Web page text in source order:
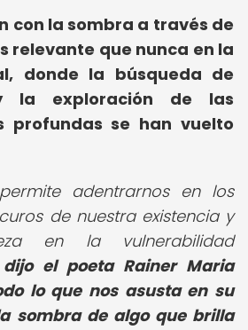
con la sombra a través de
relevante que nunca en la
donde la búsqueda de
la exploración de las
profundas se han vuelto
adentrarnos en los
de nuestra existencia y
en la vulnerabilidad
dijo el poeta Rainer Maria
lo que nos asusta en su
sombra de algo que brilla